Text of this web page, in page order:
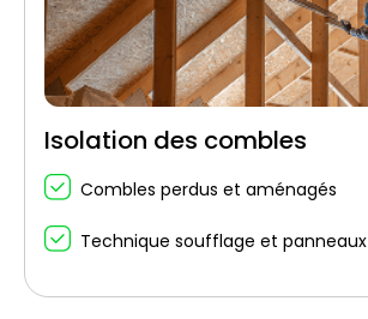
Isolation des combles
Combles perdus et aménagés
Technique soufflage et panneaux